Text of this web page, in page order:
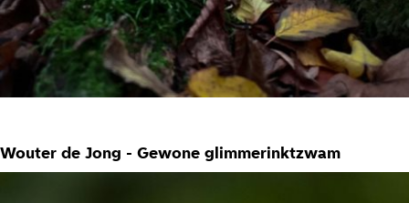
Wouter de Jong - Gewone glimmerinktzwam